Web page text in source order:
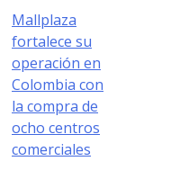
Mallplaza
fortalece su
operación en
Colombia con
la compra de
ocho centros
comerciales